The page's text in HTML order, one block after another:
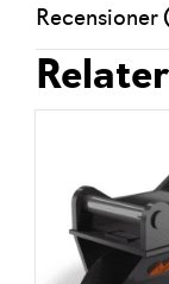
Recensioner